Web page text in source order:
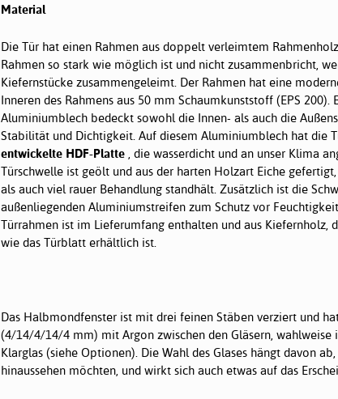
Material
Die Tür hat einen Rahmen aus doppelt verleimtem
Rahmen so stark wie möglich ist und nicht zusammenbricht,
Kiefernstücke zusammengeleimt. Der Rahmen hat eine
Inneren des Rahmens aus 50 mm Schaumkunststoff (EPS 200).
Aluminiumblech bedeckt sowohl die Innen- als auch die
Stabilität und Dichtigkeit. Auf diesem Aluminiumblech hat die
entwickelte HDF-Platte , die wasserdicht und an unser Klima
Türschwelle ist geölt und aus der harten Holzart Eiche
als auch viel rauer Behandlung standhält. Zusätzlich ist die
außenliegenden Aluminiumstreifen zum Schutz vor
Türrahmen ist im Lieferumfang enthalten und aus Kiefernholz,
wie das Türblatt erhältlich ist.
Das Halbmondfenster ist mit drei feinen Stäben verziert und
(4/14/4/14/4 mm) mit Argon zwischen den Gläsern, wahlweise
Klarglas (siehe Optionen). Die Wahl des Glases hängt davon
hinaussehen möchten, und wirkt sich auch etwas auf das